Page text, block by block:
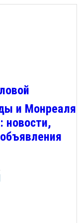
и Монреаля
новости,